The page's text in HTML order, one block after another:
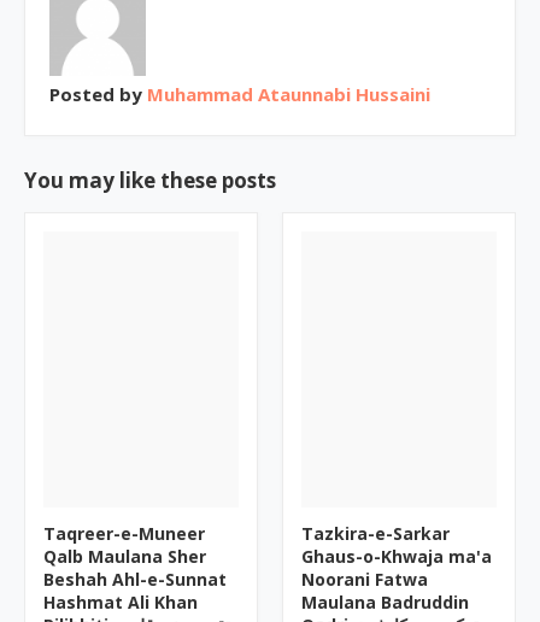
Posted by Muhammad Ataunnabi Hussaini
You may like these posts
Taqreer-e-Muneer
Qalb Maulana Sher
Beshah Ahl-e-Sunnat
Hashmat Ali Khan
Tazkira-e-Sarkar
Ghaus-o-Khwaja ma'a
Noorani Fatwa
Maulana Badruddin